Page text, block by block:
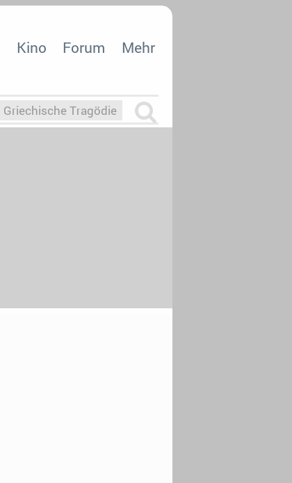
Kino Forum Mehr
Griechische Tragödie